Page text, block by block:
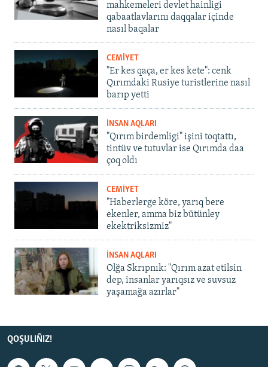
mahkemeleri devlet hainligi
qabaatlavlarını daqqalar içinde
nasıl baqalar
CEMİYET
"Er kes qaça, er kes kete": cenk
Qırımdaki Rusiye turistlerine nasıl
barıp yetti
İNSAN AQLARI
"Qırım birdemligi" işini toqtattı,
tintüv ve tutuvlar ise Qırımda daa
çoq oldı
CEMİYET
"Haberlerge köre, yarıq bere
ekenler, amma biz bütünley
ekektriksizmiz"
İNSAN AQLARI
Olğa Skrıpnık: "Qırım azat etilsin
dep, insanlar yarıqsız ve suvsuz
yaşamağa azırlar"
QOŞULIÑIZ!